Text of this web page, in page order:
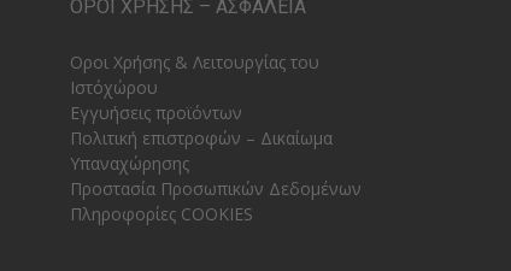
ΟΡΟΙ ΧΡΗΣΗΣ – ΑΣΦΑΛΕΙΑ
Οροι Χρήσης & Λειτουργίας του
Ιστόχώρου
Εγγυήσεις προϊόντων
Πολιτική επιστροφών – Δικαίωμα
Υπαναχώρησης
Προστασία Προσωπικών Δεδομένων
Πληροφορίες COOKIES